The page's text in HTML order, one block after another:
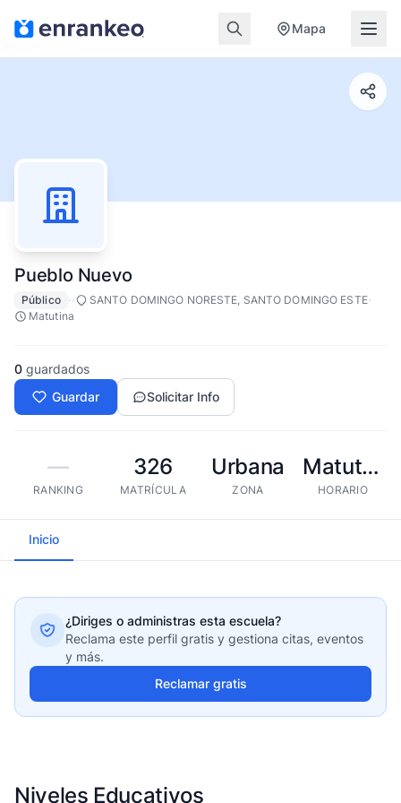
Mapa
Pueblo Nuevo
Público ·· SANTO DOMINGO NORESTE, SANTO DOMINGO ESTE·
Matutina
0 guardados
Guardar
Solicitar Info
—
RANKING
326
MATRÍCULA
Urbana
ZONA
Matutina
HORARIO
Inicio
¿Diriges o administras esta escuela?
Reclama este perfil gratis y gestiona citas, eventos
y más.
Reclamar gratis
Niveles Educativos